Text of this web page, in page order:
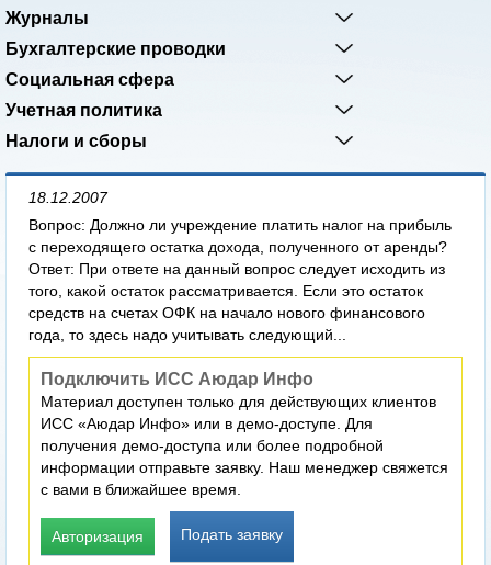
Журналы
Бухгалтерские проводки
Социальная сфера
Учетная политика
Налоги и сборы
18.12.2007
Вопрос: Должно ли учреждение платить налог на прибыль
с переходящего остатка дохода, полученного от аренды?
Ответ: При ответе на данный вопрос следует исходить из
того, какой остаток рассматривается. Если это остаток
средств на счетах ОФК на начало нового финансового
года, то здесь надо учитывать следующий...
Подключить ИСС Аюдар Инфо
Материал доступен только для действующих клиентов
ИСС «Аюдар Инфо» или в демо-доступе. Для
получения демо-доступа или более подробной
информации отправьте заявку. Наш менеджер свяжется
с вами в ближайшее время.
Авторизация Подать заявку